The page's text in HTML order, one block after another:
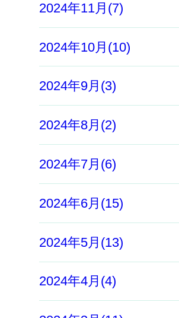
2024年11月(7)
2024年10月(10)
2024年9月(3)
2024年8月(2)
2024年7月(6)
2024年6月(15)
2024年5月(13)
2024年4月(4)